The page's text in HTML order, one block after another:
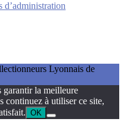
d’administration
Lyonnais de
garantir la meilleure
continuez à utiliser ce site,
OK